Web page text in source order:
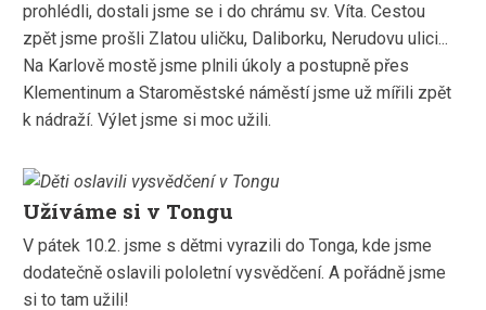
prohlédli, dostali jsme se i do chrámu sv. Víta. Cestou
zpět jsme prošli Zlatou uličku, Daliborku, Nerudovu ulici...
Na Karlově mostě jsme plnili úkoly a postupně přes
Klementinum a Staroměstské náměstí jsme už mířili zpět
k nádraží. Výlet jsme si moc užili.
Užíváme si v Tongu
V pátek 10.2. jsme s dětmi vyrazili do Tonga, kde jsme
dodatečně oslavili pololetní vysvědčení. A pořádně jsme
si to tam užili!